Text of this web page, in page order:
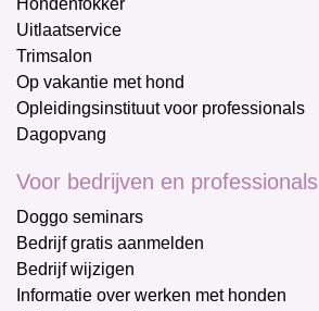
Hondenfokker
Uitlaatservice
Trimsalon
Op vakantie met hond
Opleidingsinstituut voor professionals
Dagopvang
Voor bedrijven en professionals
Doggo seminars
Bedrijf gratis aanmelden
Bedrijf wijzigen
Informatie over werken met honden